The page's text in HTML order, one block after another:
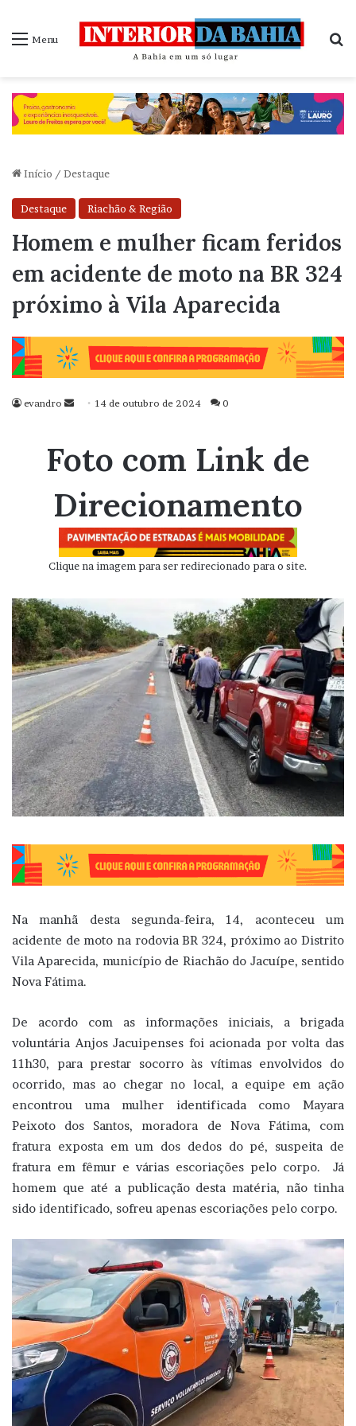
Menu
Início / Destaque
Destaque Riachão & Região
Homem e mulher ficam feridos
em acidente de moto na BR 324
próximo à Vila Aparecida
evandro
Mande
mail
14 de outubro de 2024 0
Foto com Link de
Direcionamento
Clique na imagem para ser redirecionado para o site.
Na manhã desta segunda-feira, 14, aconteceu um
acidente de moto na rodovia BR 324, próximo ao Distrito
Vila Aparecida, município de Riachão do Jacuípe, sentido
Nova Fátima.
De acordo com as informações iniciais, a brigada
voluntária Anjos Jacuipenses foi acionada por volta das
11h30, para prestar socorro às vítimas envolvidos do
ocorrido, mas ao chegar no local, a equipe em ação
encontrou uma mulher identificada como Mayara
Peixoto dos Santos, moradora de Nova Fátima, com
fratura exposta em um dos dedos do pé, suspeita de
fratura em fêmur e várias escoriações pelo corpo. Já
homem que até a publicação desta matéria, não tinha
sido identificado, sofreu apenas escoriações pelo corpo.